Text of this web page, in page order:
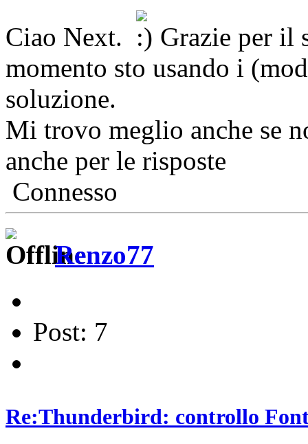
Ciao Next.
Grazie per il
momento sto usando i
soluzione.
Mi trovo meglio anche se
anche per le risposte
Connesso
Renzo77
Post: 7
Re:Thunderbird: controllo